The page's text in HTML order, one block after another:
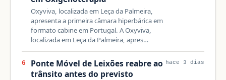
Oxyviva, localizada em Leça da Palmeira,
apresenta a primeira câmara hiperbárica em
formato cabine em Portugal. A Oxyviva,
localizada em Leça da Palmeira, apres…
6
Ponte Móvel de Leixões reabre ao
trânsito antes do previsto
hace 3 días